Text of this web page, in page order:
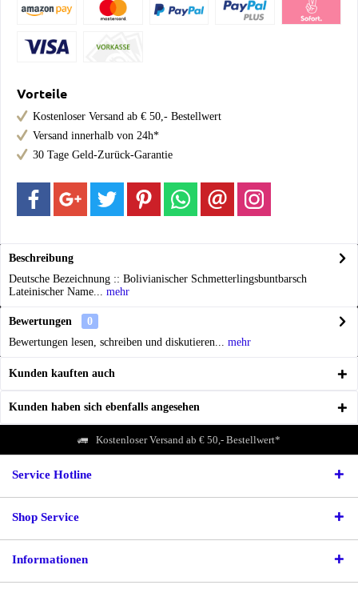
Vorteile
Kostenloser Versand ab € 50,- Bestellwert
Versand innerhalb von 24h*
30 Tage Geld-Zurück-Garantie
Beschreibung
Deutsche Bezeichnung :: Bolivianischer Schmetterlingsbuntbarsch
Lateinischer Name...
mehr
Bewertungen
0
Bewertungen lesen, schreiben und diskutieren...
mehr
Kunden kauften auch
Kunden haben sich ebenfalls angesehen
Kostenloser Versand ab € 50,- Bestellwert*
Service Hotline
Shop Service
Informationen